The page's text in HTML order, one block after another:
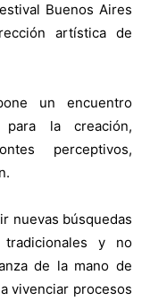
Buenos Aires
artística de
un encuentro
la creación,
perceptivos,
nuevas búsquedas
y no
de la mano de
vivenciar procesos